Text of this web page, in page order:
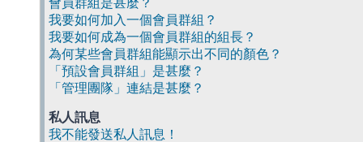
會員群組是甚麼？
我要如何加入一個會員群組？
我要如何成為一個會員群組的組長？
為何某些會員群組能顯示出不同的顏色？
「預設會員群組」是甚麼？
「管理團隊」連結是甚麼？
私人訊息
我不能發送私人訊息！